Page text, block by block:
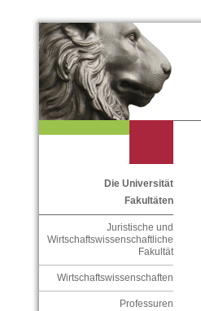
Die Universität
Fakultäten
Juristische und
Wirtschaftswissenschaftliche
Fakultät
Wirtschaftswissenschaften
Professuren